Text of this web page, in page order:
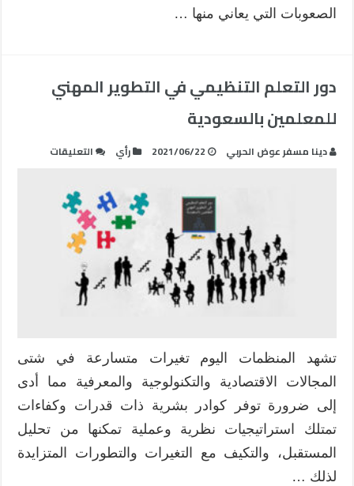
الصعوبات التي يعاني منها …
دور التعلم التنظيمي في التطوير المهني
للمعلمين بالسعودية
دينا مسفر عوض الحربي 2021/06/22 رأي التعليقات
تشهد المنظمات اليوم تغيرات متسارعة في شتى
المجالات الاقتصادية والتكنولوجية والمعرفية مما أدى
إلى ضرورة توفر كوادر بشرية ذات قدرات وكفاءات
تمتلك استراتيجيات نظرية وعملية تمكنها من تحليل
المستقبل، والتكيف مع التغيرات والتطورات المتزايدة
لذلك …